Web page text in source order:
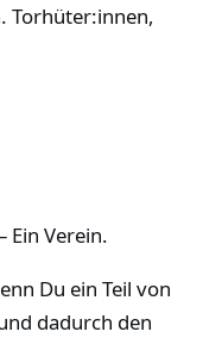
Torhüter:innen,
Ein Verein.
Du ein Teil von
dadurch den